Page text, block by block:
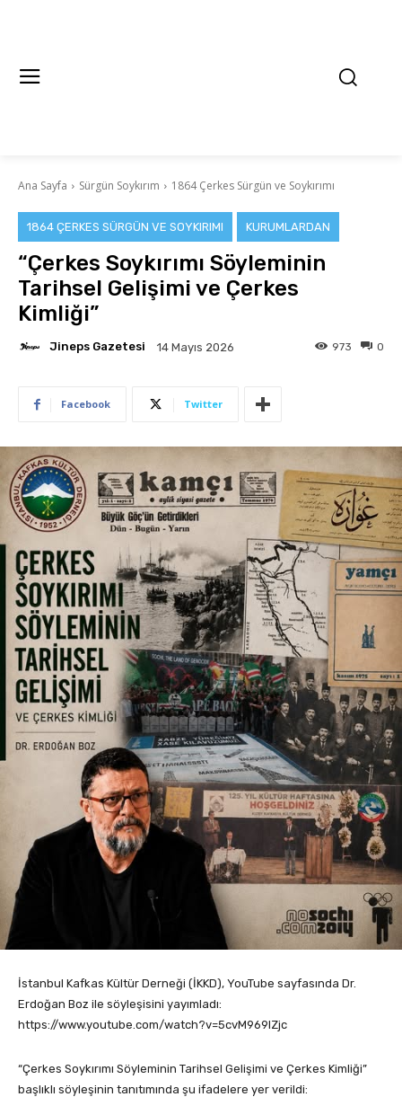
Ana Sayfa Sürgün Soykırım 1864 Çerkes Sürgün ve Soykırımı
1864 ÇERKES SÜRGÜN VE SOYKIRIMI KURUMLARDAN
“Çerkes Soykırımı Söyleminin
Tarihsel Gelişimi ve Çerkes
Kimliği”
Jineps Gazetesi 14 Mayıs 2026 0
973
Facebook Twitter
İstanbul Kafkas Kültür Derneği (İKKD), YouTube sayfasında Dr.
Erdoğan Boz ile söyleşisini yayımladı:
https://www.youtube.com/watch?v=5cvM969lZjc
“Çerkes Soykırımı Söyleminin Tarihsel Gelişimi ve Çerkes Kimliği”
başlıklı söyleşinin tanıtımında şu ifadelere yer verildi: